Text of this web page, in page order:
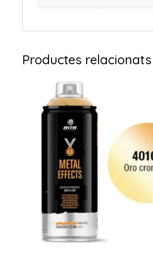
Productes relacionats